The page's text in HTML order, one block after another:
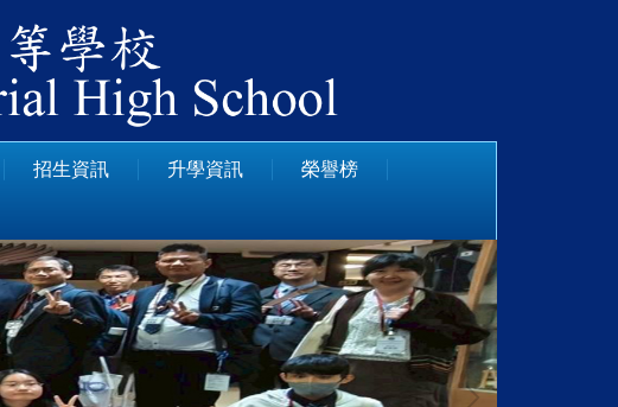
招生資訊 升學資訊 榮譽榜